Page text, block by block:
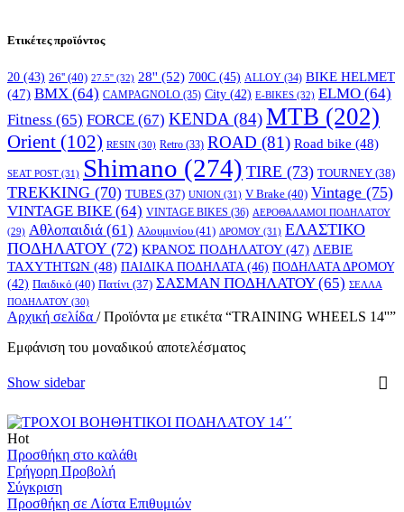
Ετικέτες προϊόντος
20 (43) 26'' (40) 27.5'' (32) 28'' (52) 700C (45) ALLOY (34) BIKE HELMET
(47) BMX (64) CAMPAGNOLO (35) City (42) E-BIKES (32) ELMO (64)
Fitness (65) FORCE (67) KENDA (84)MTB (202)
Orient (102) RESIN (30) Retro (33) ROAD (81) Road bike (48)
SEAT POST (31) Shimano (274) TIRE (73) TOURNEY (38)
TREKKING (70) TUBES (37) UNION (31) V Brake (40) Vintage (75)
VINTAGE BIKE (64) VINTAGE BIKES (36) ΑΕΡΟΘΑΛΑΜΟΙ ΠΟΔΗΛΑΤΟΥ
(29) Αθλοπαιδιά (61) Αλουμινίου (41) ΔΡΟΜΟΥ (31) ΕΛΑΣΤΙΚΟ
ΠΟΔΗΛΑΤΟΥ(72) ΚΡΑΝΟΣ ΠΟΔΗΛΑΤΟΥ(47) ΛΕΒΙΕ
ΤΑΧΥΤΗΤΩΝ (48) ΠΑΙΔΙΚΑ ΠΟΔΗΛΑΤΑ (46) ΠΟΔΗΛΑΤΑ ΔΡΟΜΟΥ
(42) Παιδικό (40) Πατίνι (37) ΣΑΣΜΑΝ ΠΟΔΗΛΑΤΟΥ(65) ΣΕΛΛΑ
ΠΟΔΗΛΑΤΟΥ (30)
Αρχική σελίδα / Προϊόντα με ετικέτα “TRAINING WHEELS 14''”
Εμφάνιση του μοναδικού αποτελέσματος
Show sidebar
Hot
Προσθήκη στο καλάθι
Γρήγορη Προβολή
Σύγκριση
Προσθήκη σε Λίστα Επιθυμιών